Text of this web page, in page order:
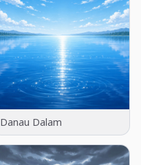
Danau Dalam